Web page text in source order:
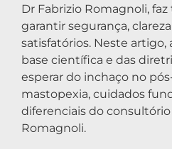
Dr Fabrizio Romagnoli,
garantir segurança,
satisfatórios. Neste
base científica e das
esperar do inchaço no
mastopexia, cuidados
diferenciais do
Romagnoli.